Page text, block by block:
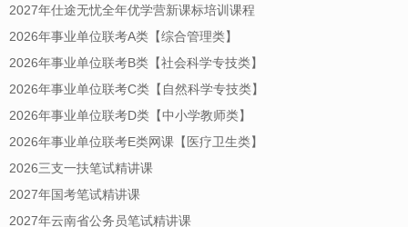
2027年仕途无忧全年优学营新课标培训课程
2026年事业单位联考A类【综合管理类】
2026年事业单位联考B类【社会科学专技类】
2026年事业单位联考C类【自然科学专技类】
2026年事业单位联考D类【中小学教师类】
2026年事业单位联考E类网课【医疗卫生类】
2026三支一扶笔试精讲课
2027年国考笔试精讲课
2027年云南省公务员笔试精讲课